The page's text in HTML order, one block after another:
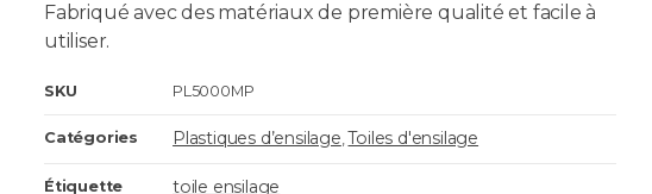
Fabriqué avec des matériaux de première qualité et facile à
utiliser.
SKU PL5000MP
Catégories Plastiques d’ensilage,Toiles d'ensilage
Étiquette toile ensilage